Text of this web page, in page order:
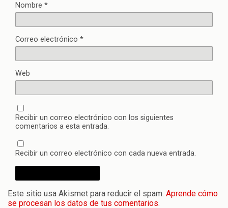
Nombre *
Correo electrónico *
Web
Recibir un correo electrónico con los siguientes
comentarios a esta entrada.
Recibir un correo electrónico con cada nueva entrada.
Este sitio usa Akismet para reducir el spam. Aprende cómo
se procesan los datos de tus comentarios.